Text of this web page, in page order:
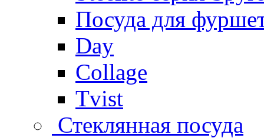
Посуда для
Day
Collage
Tvist
Стеклянная посуда